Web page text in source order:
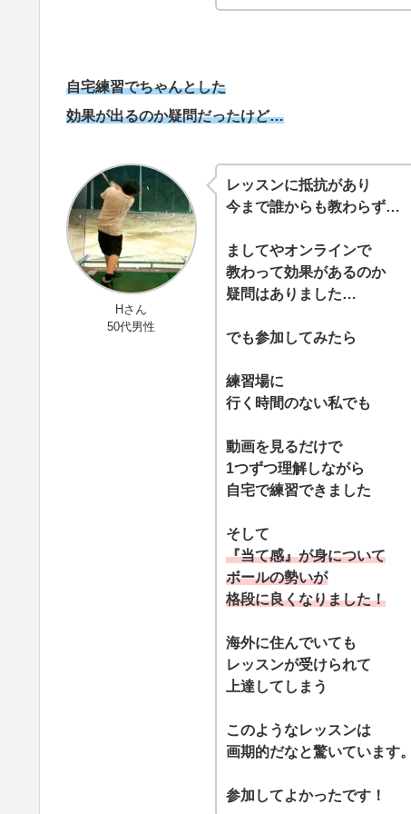
自宅練習でちゃんとした
効果が出るのか疑問だったけど…
Hさん
50代男性
レッスンに抵抗があり
今まで誰からも教わらず…
ましてやオンラインで
教わって効果があるのか
疑問はありました…
でも参加してみたら
練習場に
行く時間のない私でも
動画を見るだけで
1つずつ理解しながら
自宅で練習できました
そして
『当て感』が身について
ボールの勢いが
格段に良くなりました！
海外に住んでいても
レッスンが受けられて
上達してしまう
このようなレッスンは
画期的だなと驚いています。
参加してよかったです！